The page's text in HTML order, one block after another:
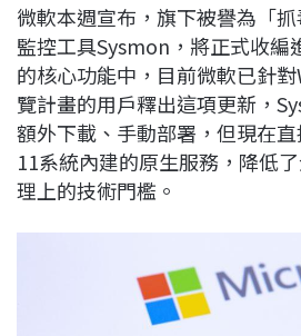
b
o
o
k
a
d
s
e
d
I
n
L
i
n
k
微軟本週宣布， 旗下被譽為「
監控工具Sysmon， 將正式收編
的核心功能中， 目前微軟已針
覽計畫的用戶釋出這項更新，
額外下載、 手動部署，但現在
11系統內建的原生服務， 降低
理上的技術門檻。